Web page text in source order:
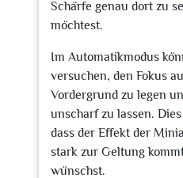
Schärfe genau dort zu
möchtest.
Im Automatikmodus
versuchen, den Fokus
Vordergrund zu legen
unscharf zu lassen.
dass der Effekt der
stark zur Geltung
wünschst.